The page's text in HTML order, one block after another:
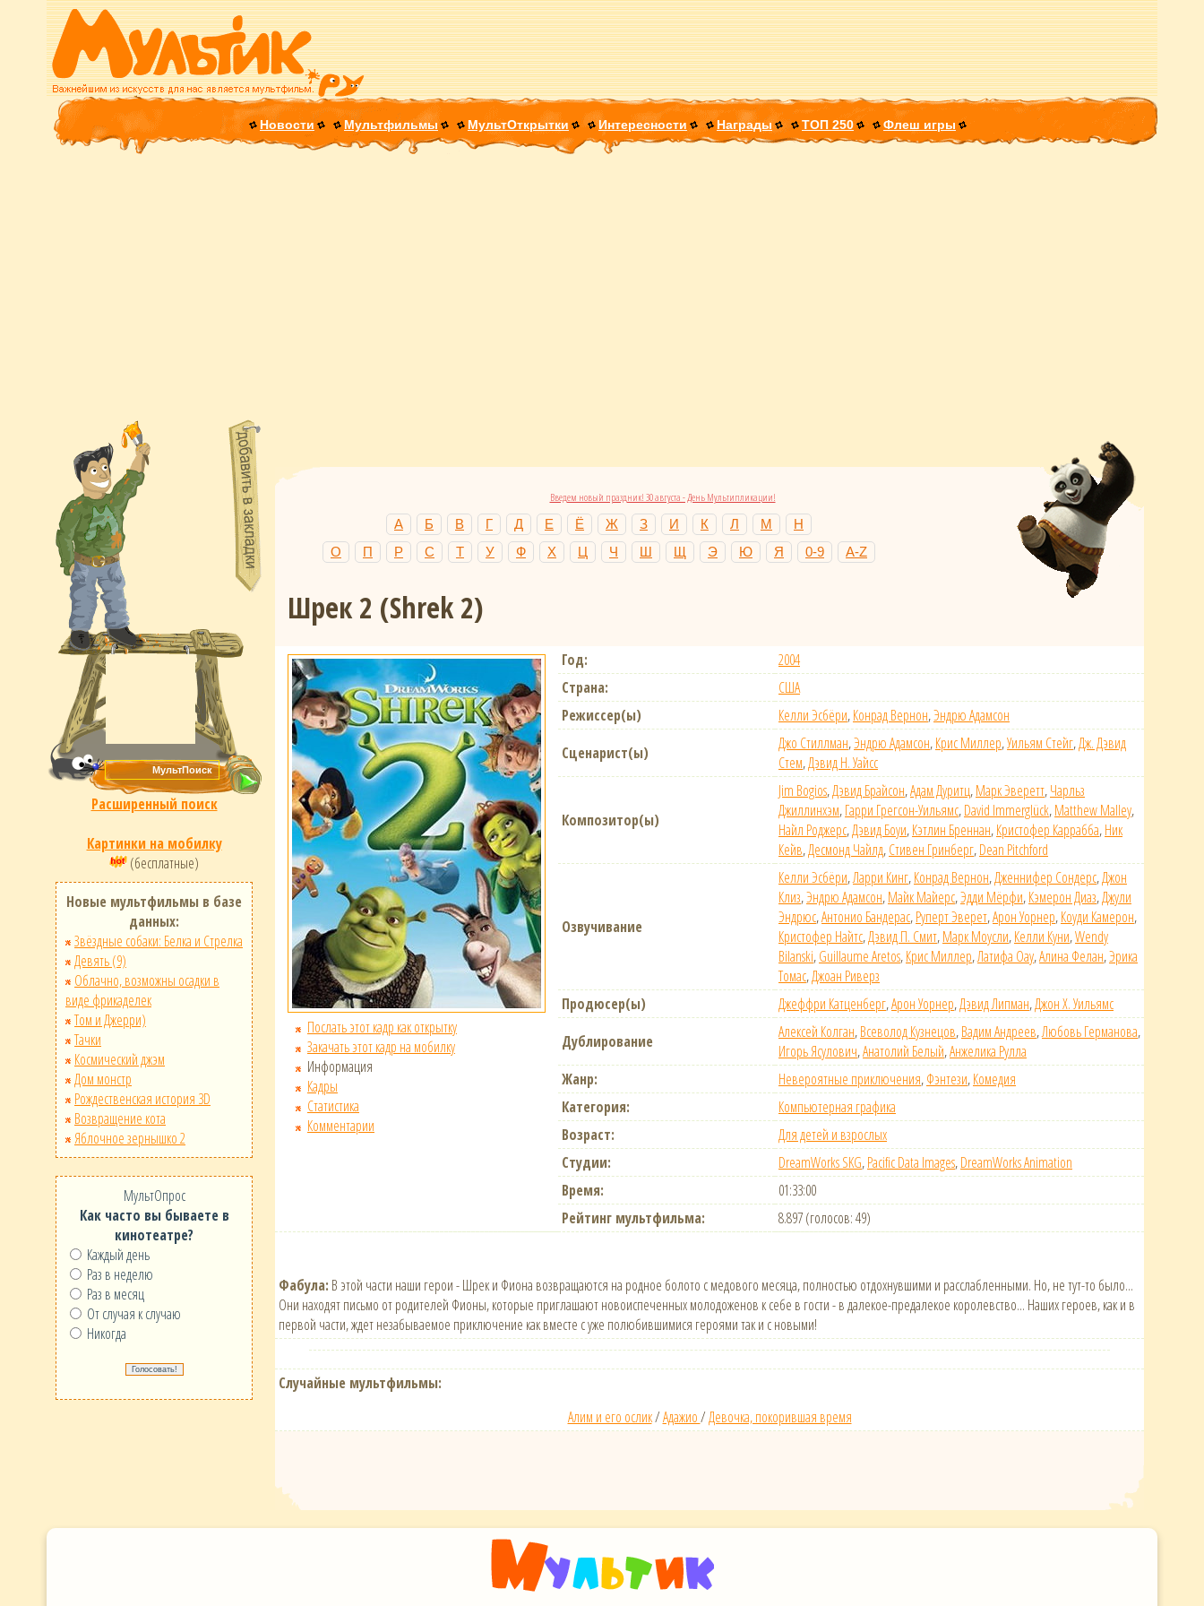
Новости Мультфильмы МультОткрытки Интересности Награды ТОП 250 Флеш игры
Расширенный поиск
Картинки на мобилку
(бесплатные)
Новые мультфильмы в базе
данных:
Звёздные собаки: Белка и Стрелка
Девять (9)
Облачно, возможны осадки в
виде фрикаделек
Том и Джерри)
Тачки
Космический джэм
Дом монстр
Рождественская история 3D
Возвращение кота
Яблочное зернышко 2
МультОпрос
Как часто вы бываете в
кинотеатре?
Каждый день
Раз в неделю
Раз в месяц
От случая к случаю
Никогда
Введем новый праздник! 30 августа - День Мультипликации!
А Б В Г Д Е Ё Ж З И К Л М
Н
О
П Р С Т У Ф Х Ц Ч Ш Щ Э Ю Я 0-9 A-Z
Шрек 2 (Shrek 2)
Послать этот кадр как открытку
Закачать этот кадр на мобилку
Информация
Кадры
Статистика
Комментарии
Год:
2004
Страна:
США
Режиссер(ы)
Келли Эсбёри,Конрад Вернон,Эндрю Адамсон
Сценарист(ы)
Джо Стиллман,Эндрю Адамсон,Крис Миллер,Уильям Стейг,Дж. Дэвид
Стем,Дэвид Н. Уайсс
Композитор(ы)
Jim Bogios,Дэвид Брайсон,Адам Дуритц,Марк Эверетт,Чарльз
Джиллинхэм,Гарри Грегсон-Уильямс,David Immerglück,Matthew Malley,
Найл Роджерс,Дэвид Боуи,Кэтлин Бреннан,Кристофер Каррабба,Ник
Кейв,Десмонд Чайлд,Стивен Гринберг,Dean Pitchford
Озвучивание
Келли Эсбёри,Ларри Кинг,Конрад Вернон,Дженнифер Сoндерс,Джон
Клиз,Эндрю Адамсон,Майк Майерс,Эдди Мёрфи,Кэмерон Диаз,Джули
Эндрюс,Антонио Бандерас,Руперт Эверет,Арон Уорнер,Коуди Камерон,
Кристофер Найтс,Дэвид П. Смит,Марк Моусли,Келли Куни,Wendy
Bilanski,Guillaume Aretos,Крис Миллер,Латифа Оау,Алина Фелан,Эрика
Томас,Джоан Риверз
Продюсер(ы)
Джеффри Катценберг,Арон Уорнер,Дэвид Липман,Джон Х. Уильямс
Дублирование
Алексей Колган,Всеволод Кузнецов,Вадим Андреев,Любовь Германова,
Игорь Ясулович,Анатолий Белый,Анжелика Рулла
Жанр:
Невероятные приключения,Фэнтези,Комедия
Категория:
Компьютерная графика
Возраст:
Для детей и взрослых
Студии:
DreamWorks SKG,Pacific Data Images,DreamWorks Animation
Время:
01:33:00
Рейтинг мультфильма:
8.897 (голосов: 49)
Фабула: В этой части наши герои - Шрек и Фиона возвращаются на родное болото с медового месяца, полностью отдохнувшими и расслабленными. Но, не тут-то было...
Они находят письмо от родителей Фионы, которые приглашают новоиспеченных молодоженов к себе в гости - в далекое-предалекое королевство... Наших героев, как и в
первой части, ждет незабываемое приключение как вместе с уже полюбившимися героями так и с новыми!
Случайные мультфильмы:
Алим и его ослик/Адажио/Девочка, покорившая время